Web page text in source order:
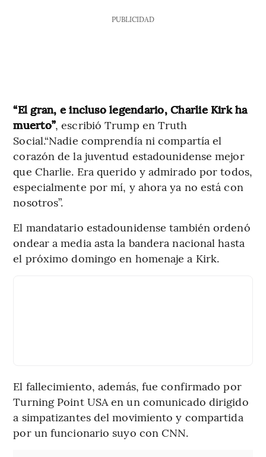
PUBLICIDAD
“El gran, e incluso legendario, Charlie Kirk ha
muerto”, escribió Trump en Truth
Social.“Nadie comprendía ni compartía el
corazón de la juventud estadounidense mejor
que Charlie. Era querido y admirado por todos,
especialmente por mí, y ahora ya no está con
nosotros”.
El mandatario estadounidense también ordenó
ondear a media asta la bandera nacional hasta
el próximo domingo en homenaje a Kirk.
El fallecimiento, además, fue confirmado por
Turning Point USA en un comunicado dirigido
a simpatizantes del movimiento y compartida
por un funcionario suyo con CNN.